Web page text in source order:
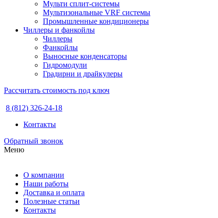
Мульти сплит-системы
Мультизональные VRF системы
Промышленные кондиционеры
Чиллеры и фанкойлы
Чиллеры
Фанкойлы
Выносные конденсаторы
Гидромодули
Градирни и драйкулеры
Рассчитать стоимость под ключ
8 (812) 326-24-18
Контакты
Обратный звонок
Меню
О компании
Наши работы
Доставка и оплата
Полезные статьи
Контакты